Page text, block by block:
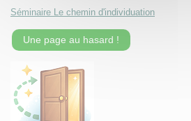
Séminaire Le chemin d'individuation
Une page au hasard !